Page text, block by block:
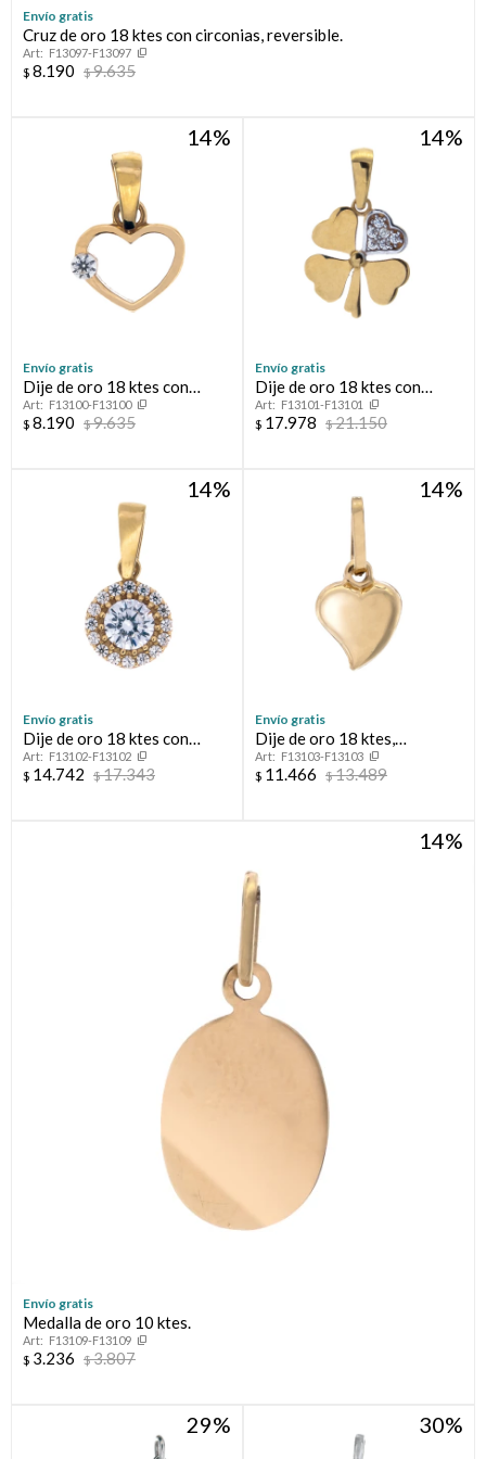
Envío gratis
Cruz de oro 18 ktes con circonias, reversible.
F13097-F13097
$ 8.190 $9.635
14
Envío gratis
Dije de oro 18 ktes con
circonia, CORAZÓN
CALADO.
F13100-F13100
$ 8.190 $9.635
14
Envío gratis
Dije de oro 18 ktes con
circonias, TRÉBOL.
F13101-F13101
$ 17.978 $21.150
14
Envío gratis
Dije de oro 18 ktes con
circonias.
F13102-F13102
$ 14.742 $17.343
14
Envío gratis
Dije de oro 18 ktes,
CORAZÓN.
F13103-F13103
$ 11.466 $13.489
14
Envío gratis
Medalla de oro 10 ktes.
F13109-F13109
$ 3.236 $3.807
29 30
Compromiso